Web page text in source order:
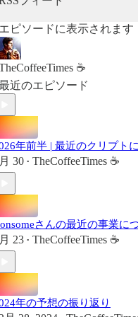
ピソードに表示されます
☕
近のエピソード
年前半 | 最近のクリプト
30 • TheCoffeeTimes ☕
さんの最近の事業に
23 • TheCoffeeTimes ☕
年の予想の振り返り